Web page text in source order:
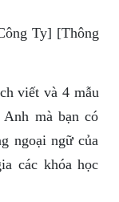
Ty] [Thông
viết và 4 mẫu
mà bạn có
ngoại ngữ của
các khóa học